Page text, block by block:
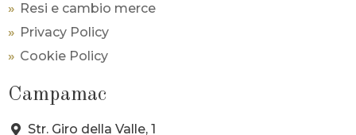
Resi e cambio merce
Privacy Policy
Cookie Policy
Campamac
Str. Giro della Valle, 1